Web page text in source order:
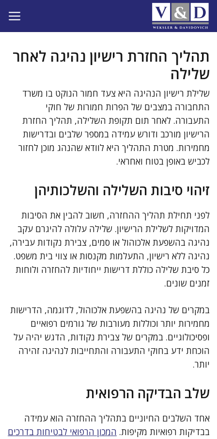
לדלג
לתוכן
תהליך החזרת רישיון נהיגה לאחר
שלילה
שלילת רישיון הנהיגה היא צעד חמור הנוקט בו משרד
התחבורה במצבים של הפרות חמורות של חוקי
התעבורה. לאחר תום תקופת השלילה, תהליך החזרת
הרישיון מורכב ודורש עמידה במספר שלבים ובדרישות
מחמירות. מטרת התהליך היא לוודא שהנהג מוכן לחזור
לכביש באופן בטוח ואחראי.
זיהוי סיבות השלילה והשלכותיהן
לפני תחילת תהליך ההחזרה, חשוב להבין את הסיבות
המדויקות לשלילת הרישיון. שלילה עלולה להיגרם עקב
נהיגה בהשפעת אלכוהול או סמים, צבירת נקודות עבירה,
נהיגה ללא רישיון, התעלמות מקנסות או צווי בית משפט.
כל סיבת שלילה כוללת דרישות ייחודיות להחזרה ולוחות
זמנים שונים.
במקרים של נהיגה בהשפעת אלכוהול, לדוגמה, הדרישות
מחמירות יותר וכוללות מעורבות של גורמים רפואיים
ופסיכולוגיים. במקרים של צבירת נקודות, הדגש יהיה על
הוכחת ידע בחוקי התעבורה והתחייבות לנהיגה זהירה
יותר.
שלב הבדיקה הרפואית
אחד השלבים החיוניים בתהליך ההחזרה הוא עמידה
בבדיקות רפואיות מקיפות. המכון הרפואי לבטיחות בדרכים